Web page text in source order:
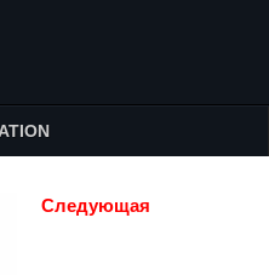
Следующая